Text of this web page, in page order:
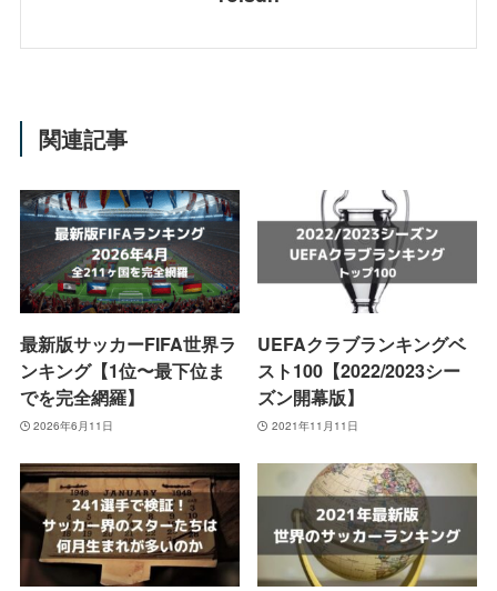
関連記事
最新版サッカーFIFA世界ラ
ンキング【1位〜最下位ま
でを完全網羅】
2026年6月11日
UEFAクラブランキングベ
スト100【2022/2023シー
ズン開幕版】
2021年11月11日